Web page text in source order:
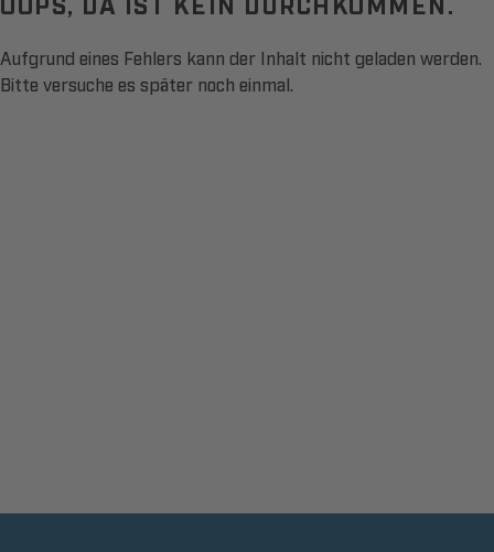
Aufgrund eines Fehlers kann der Inhalt nicht geladen werden.
Bitte versuche es später noch einmal.